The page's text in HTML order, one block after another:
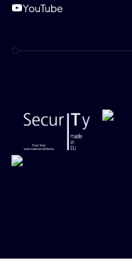
YouTube